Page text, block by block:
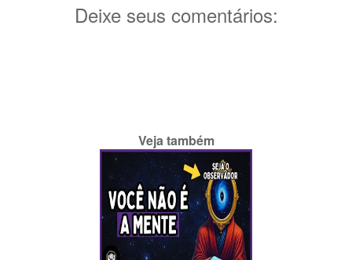
Deixe seus comentários:
Veja também